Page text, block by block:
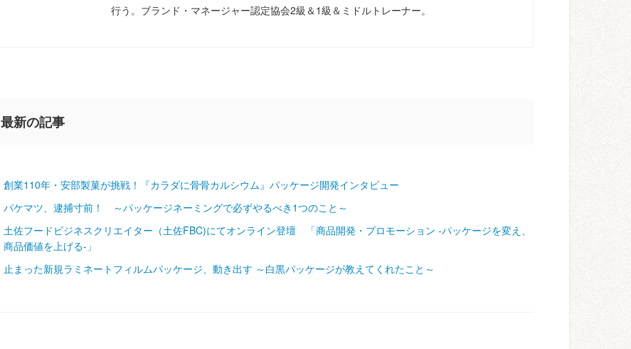
行う。ブランド・マネージャー認定協会2級＆1級＆ミドルトレーナー。
最新の記事
創業110年・安部製菓が挑戦！『カラダに骨骨カルシウム』パッケージ開発インタビュー
パケマツ、逮捕寸前！ ～パッケージネーミングで必ずやるべき1つのこと～
土佐フードビジネスクリエイター（土佐FBC)にてオンライン登壇 「商品開発・プロモーション ‐パッケージを変え、
商品価値を上げる‐」
止まった新規ラミネートフィルムパッケージ、動き出す ～白黒パッケージが教えてくれたこと～